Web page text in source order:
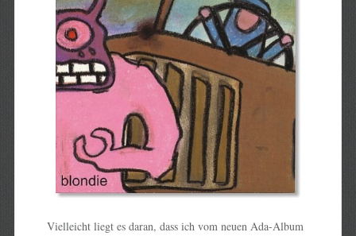
Vielleicht liegt es daran, dass ich vom neuen Ada-Album